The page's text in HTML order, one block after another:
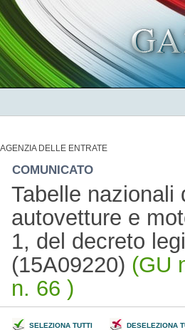
AGENZIA DELLE ENTRATE
COMUNICATO
Tabelle
autovetture e
1, del decreto
(15A09220) (GU
n. 66 )
SELEZIONA TUTTI DESELEZIONA